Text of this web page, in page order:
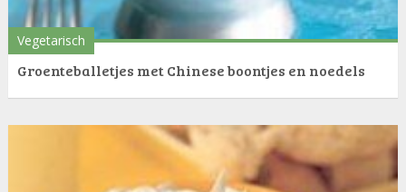
Vegetarisch
Groenteballetjes met Chinese boontjes en noedels